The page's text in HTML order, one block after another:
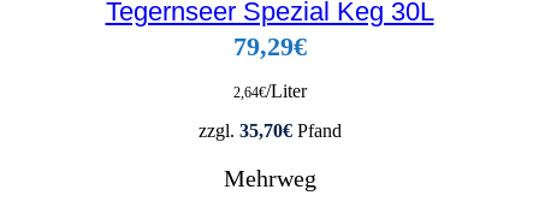
Tegernseer Spezial Keg 30L
79,29€
2,64€/Liter
zzgl. 35,70€Pfand
Mehrweg